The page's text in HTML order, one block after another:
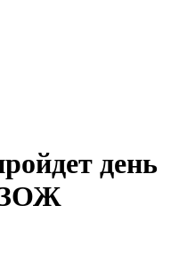
день
ЗОЖ